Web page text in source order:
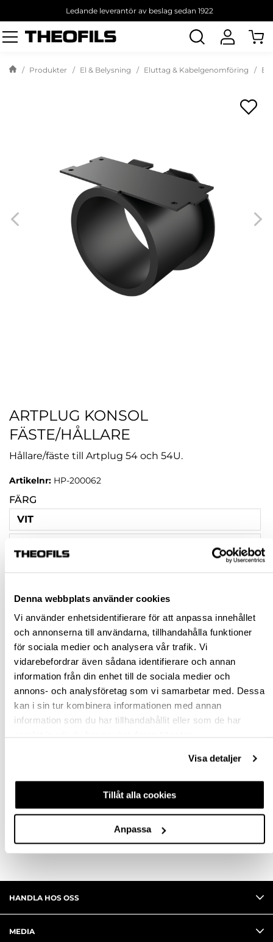
Denna webbplats använder cookies
Vi använder enhetsidentifierare för att anpassa innehållet
och annonserna till användarna, tillhandahålla funktioner
för sociala medier och analysera vår trafik. Vi
vidarebefordrar även sådana identifierare och annan
information från din enhet till de sociala medier och
annons- och analysföretag som vi samarbetar med. Dessa
kan i sin tur kombinera informationen med annan
information som du har tillhandahållit eller som de har
Visa detaljer
Tillåt alla cookies
Anpassa
Ledande leverantör av beslag sedan 1922
Sök
produkt
Produkter El & Belysning Eluttag & Kabelgenomföring
ARTPLUG KONSOL
FÄSTE/HÅLLARE
Hållare/fäste till Artplug 54 och 54U.
Artikelnr: HP-200062
FÄRG
VIT
st
VÄLJ VARIANT
Snabba leveranser
Hämta i butik
Ledande leverantör i Sverige
FRÅGA OM PRODUKT
RECENSIONER
HANDLA HOS OSS
MEDIA